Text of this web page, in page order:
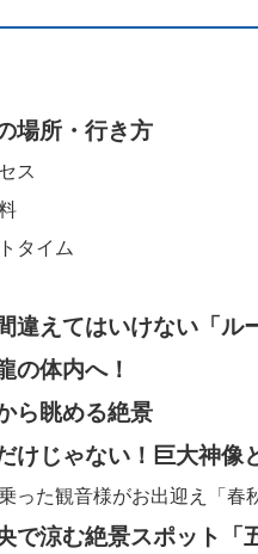
場所・行き方
ス
タイム
違えてはいけない「ル
の体内へ！
ら眺める絶景
けじゃない！巨大神像
った観音様がお出迎え「春
で涼む絶景スポット「